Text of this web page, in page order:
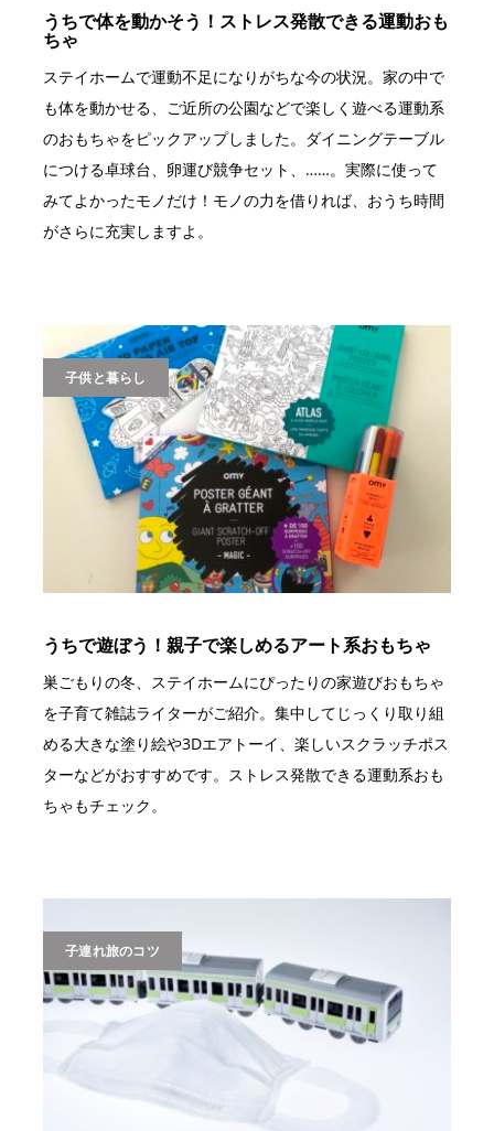
うちで体を動かそう！ストレス発散できる運動おも
ちゃ
ステイホームで運動不足になりがちな今の状況。家の中で
も体を動かせる、ご近所の公園などで楽しく遊べる運動系
のおもちゃをピックアップしました。ダイニングテーブル
につける卓球台、卵運び競争セット、……。実際に使って
みてよかったモノだけ！モノの力を借りれば、おうち時間
がさらに充実しますよ。
子供と暮らし
うちで遊ぼう！親子で楽しめるアート系おもちゃ
巣ごもりの冬、ステイホームにぴったりの家遊びおもちゃ
を子育て雑誌ライターがご紹介。集中してじっくり取り組
める大きな塗り絵や3Dエアトーイ、楽しいスクラッチポス
ターなどがおすすめです。ストレス発散できる運動系おも
ちゃもチェック。
子連れ旅のコツ